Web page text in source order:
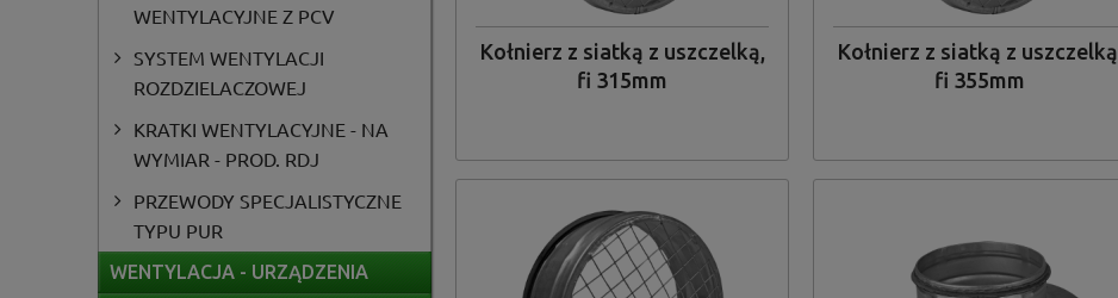
WENTYLACYJNE Z PCV
SYSTEM WENTYLACJI
ROZDZIELACZOWEJ
KRATKI WENTYLACYJNE - NA
WYMIAR - PROD. RDJ
PRZEWODY SPECJALISTYCZNE
TYPU PUR
WENTYLACJA - URZĄDZENIA
Kołnierz z siatką z uszczelką,
fi 315mm
Kołnierz z siatką z uszczelką,
fi 355mm